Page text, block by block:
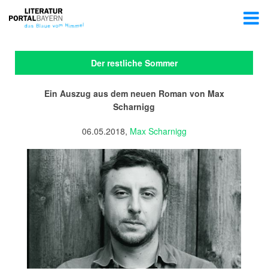
Der restliche Sommer
Ein Auszug aus dem neuen Roman von Max
Scharnigg
06.05.2018, Max Scharnigg